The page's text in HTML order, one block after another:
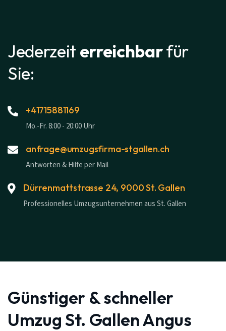
Jederzeit erreichbarfür
Sie:
+41715881169
Mo.-Fr. 8:00 - 20:00 Uhr
anfrage@umzugsfirma-stgallen.ch
Antworten & Hilfe per Mail
Dürrenmattstrasse 24, 9000 St. Gallen
Professionelles Umzugsunternehmen aus St. Gallen
Günstiger & schneller
Umzug St. Gallen Angus